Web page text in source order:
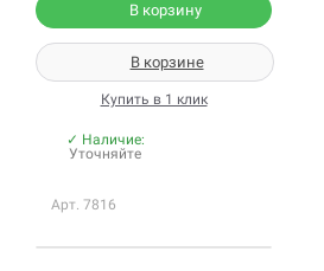
В корзину
В корзине
Купить в 1 клик
✓ Наличие:
Уточняйте
Арт. 7816